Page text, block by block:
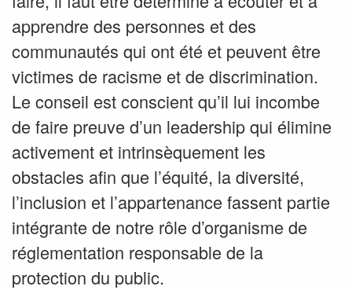
apprendre des personnes et des
communautés qui ont été et peuvent être
victimes de racisme et de discrimination.
Le conseil est conscient qu’il lui incombe
de faire preuve d’un leadership qui élimine
activement et intrinsèquement les
obstacles afin que l’équité, la diversité,
l’inclusion et l’appartenance fassent partie
intégrante de notre rôle d’organisme de
réglementation responsable de la
protection du public.